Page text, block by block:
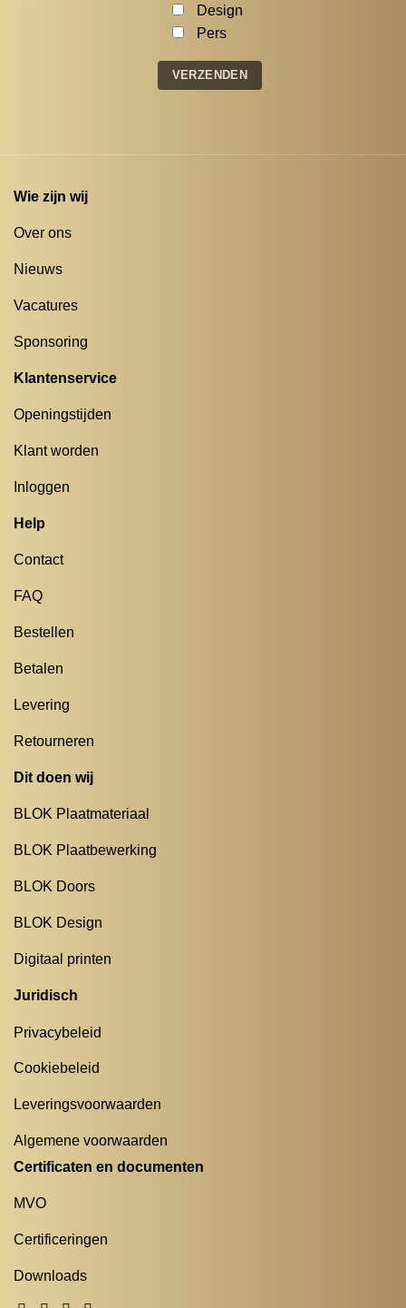
Design
Pers
Wie zijn wij
Over ons
Nieuws
Vacatures
Sponsoring
Klantenservice
Openingstijden
Klant worden
Inloggen
Help
Contact
FAQ
Bestellen
Betalen
Levering
Retourneren
Dit doen wij
BLOK Plaatmateriaal
BLOK Plaatbewerking
BLOK Doors
BLOK Design
Digitaal printen
Juridisch
Privacybeleid
Cookiebeleid
Leveringsvoorwaarden
Algemene voorwaarden
Certificaten en documenten
MVO
Certificeringen
Downloads